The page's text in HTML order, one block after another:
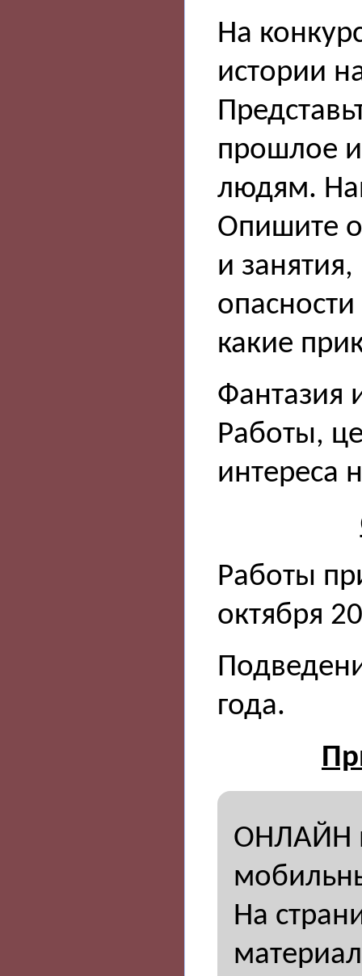
На
истории
прошлое
людям.
Опишите
и
какие
Фантазия
Работы,
интереса
Работы
октября
года.
ОНЛАЙН
На